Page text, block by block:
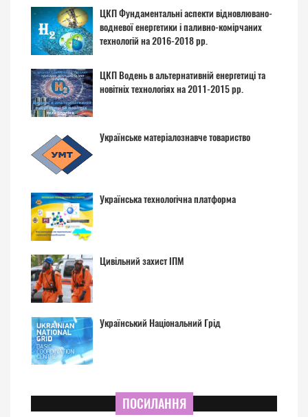
ЦКП Фундаментальні аспекти відновлювано-
водневої енергетики і паливно-комірчаних
технологій на 2016-2018 рр.
ЦКП Водень в альтернативній енергетиці та
новітніх технологіях на 2011-2015 рр.
Українське матеріалознавче товариство
Українська технологічна платформа
Цивільний захист ІПМ
Український Національний Грід
ПОСИЛАННЯ